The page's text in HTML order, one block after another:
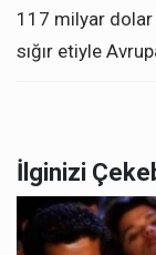
117 milyar dolar
sığır etiyle